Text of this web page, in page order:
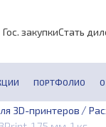
Гос. закупкиСтать
ПОРТФОЛИО
3D-принтеров /